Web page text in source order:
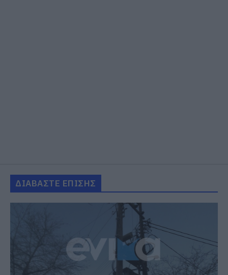
ΔΙΑΒΑΣΤΕ ΕΠΙΣΗΣ